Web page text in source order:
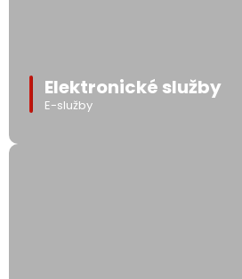
Elektronické služby
E-služby